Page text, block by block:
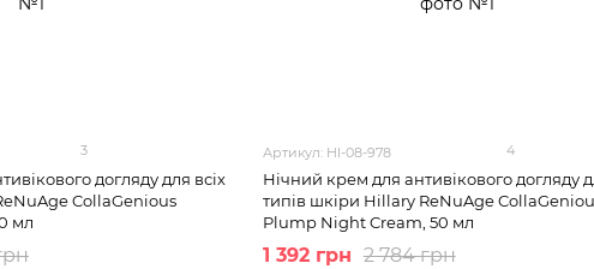
3
догляду для всіх
CollaGenious
мл
Артикул: HI-08-978 4
Нічний крем для антивікового догляду
типів шкіри Hillary ReNuAge
Plump Night Cream, 50 мл
2 784 грн
1 392 грн